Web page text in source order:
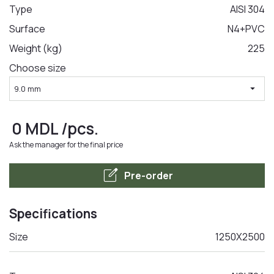
LA COMANDA
Type
AISI 304
Surface
N4+PVC
Weight (kg)
225
Choose size
9.0 mm arrow_drop_down
0 MDL/pcs.
Ask the manager for the final price
edit_square Pre-order
Specifications
Size 1250Х2500